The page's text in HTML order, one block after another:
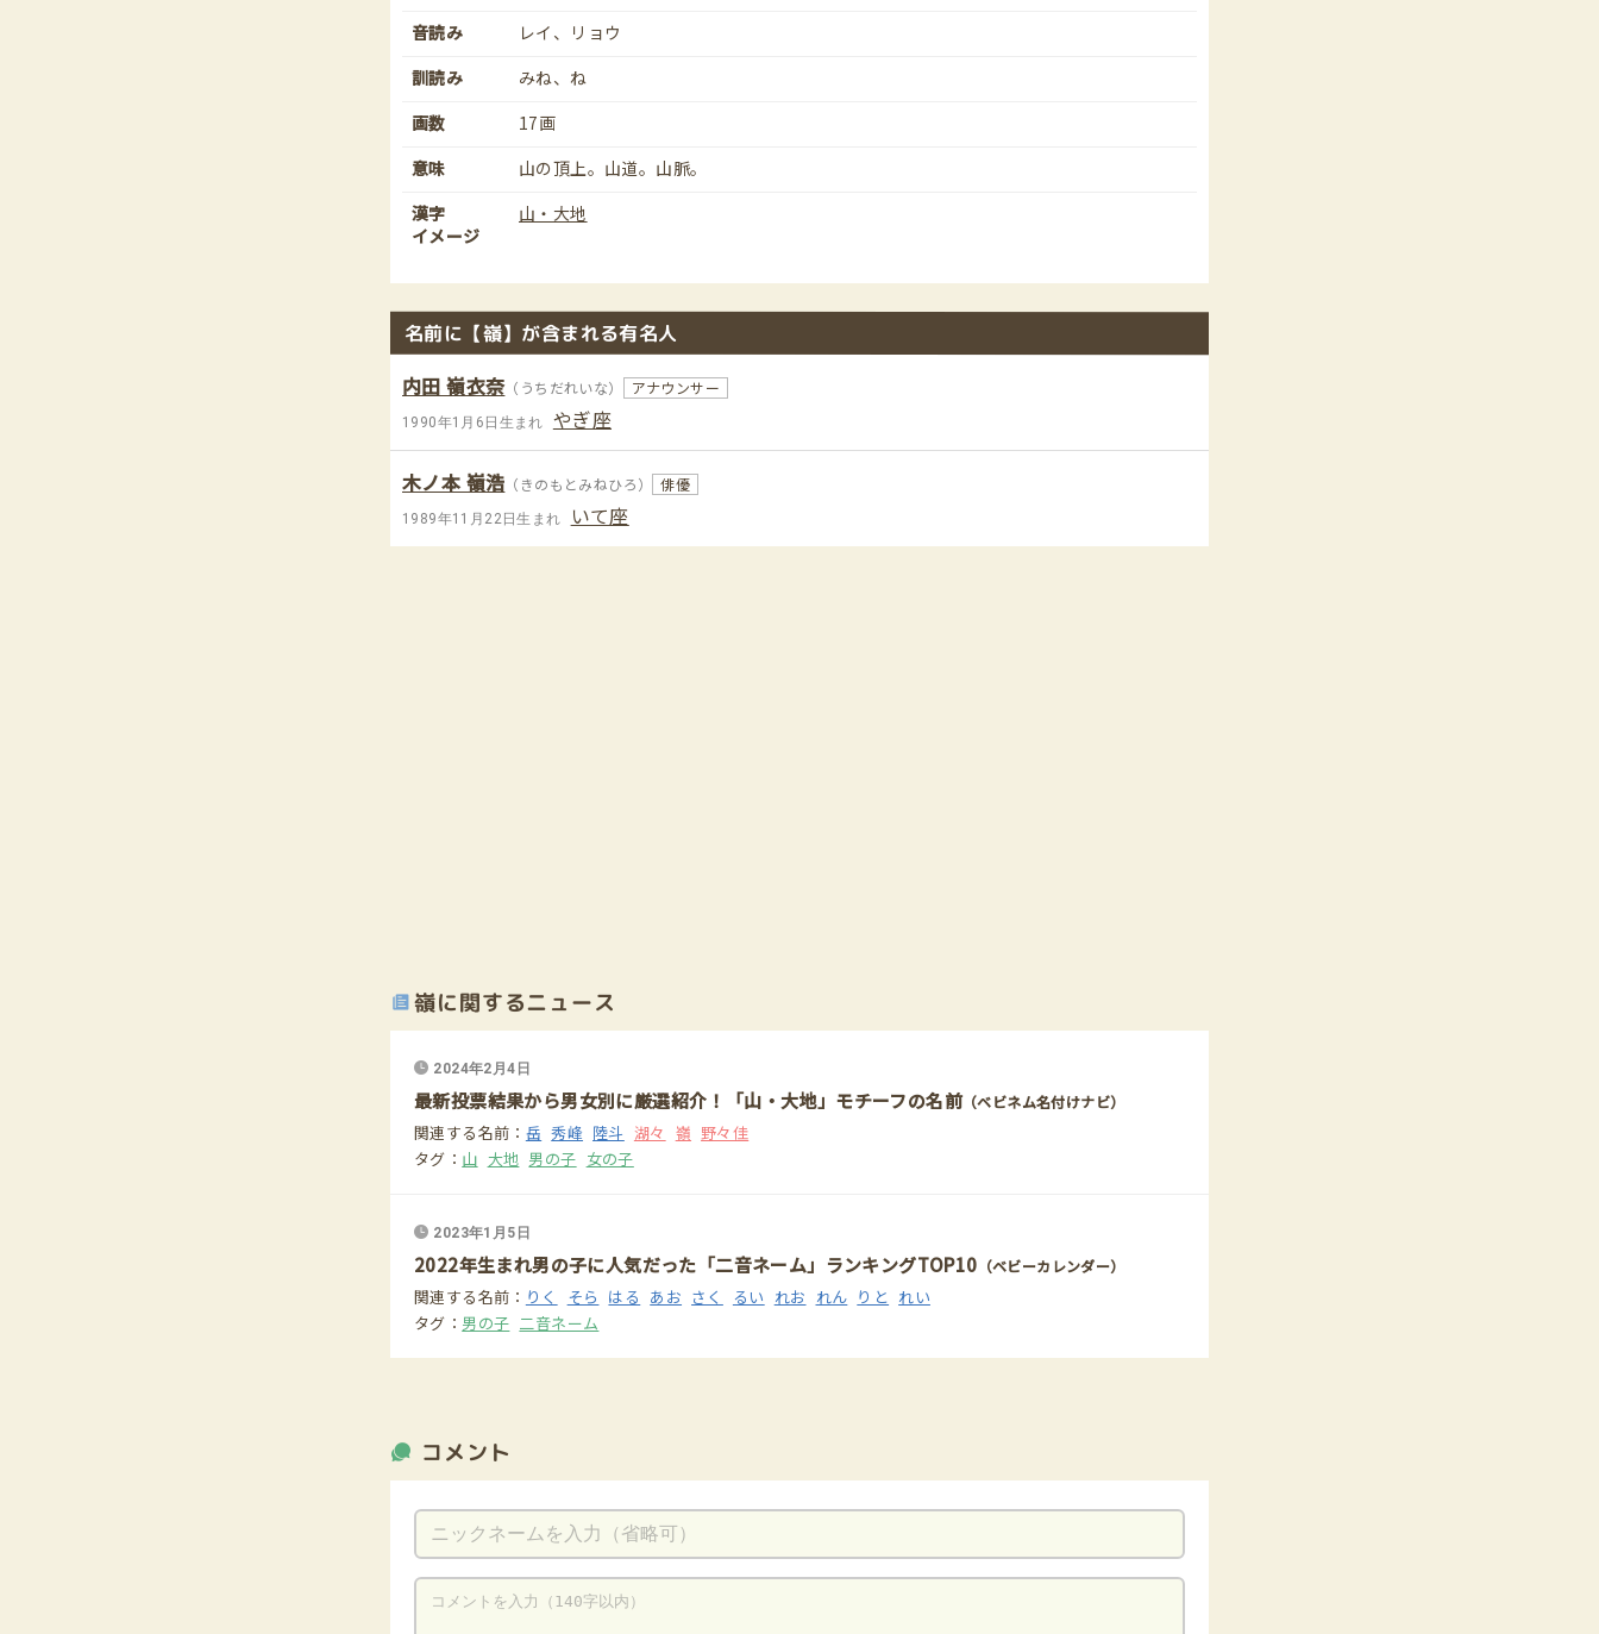
音読み
レイ、リョウ
訓読み
みね、ね
画数
17画
意味
山の頂上。山道。山脈。
漢字
イメージ
山・大地
名前に【嶺】が含まれる有名人
内田 嶺衣奈（うちだれいな） アナウンサー
1990年1月6日生まれ やぎ座
木ノ本 嶺浩 （きのもとみねひろ） 俳優
1989年11月22日生まれ いて座
嶺に関するニュース
2024年2月4日
最新投票結果から男女別に厳選紹介！「山・大地」モチーフの名前（ベビネム名付けナビ）
関連する名前： 岳 秀峰 陸斗 湖々 嶺 野々佳
タグ： 山 大地 男の子 女の子
2023年1月5日
2022年生まれ男の子に人気だった「二音ネーム」ランキングTOP10 （ベビーカレンダー）
関連する名前： りく そら はる あお さく るい れお れん りと れい
タグ： 男の子 二音ネーム
コメント